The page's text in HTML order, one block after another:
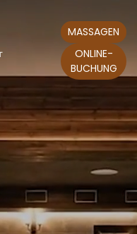
MASSAGEN
ONLINE-
BUCHUNG